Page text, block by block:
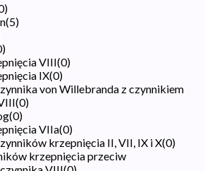
)
(5)
)
VIII(0)
IX(0)
von Willebranda z czynnikiem
(0)
(0)
VIIa(0)
krzepnięcia II, VII, IX i X(0)
krzepnięcia przeciw